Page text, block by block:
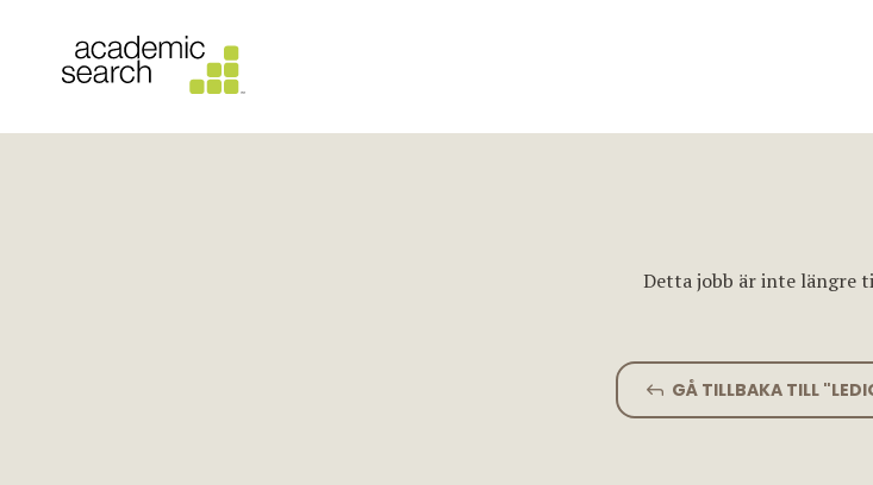
Detta jobb är inte längre
GÅ TILLBAKA TILL